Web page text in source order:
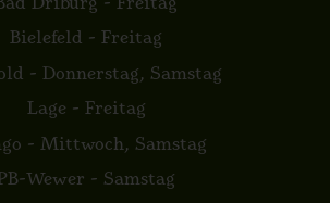
Bielefeld - Freitag
- Donnerstag, Samstag
Lage - Freitag
- Mittwoch, Samstag
Wewer - Samstag